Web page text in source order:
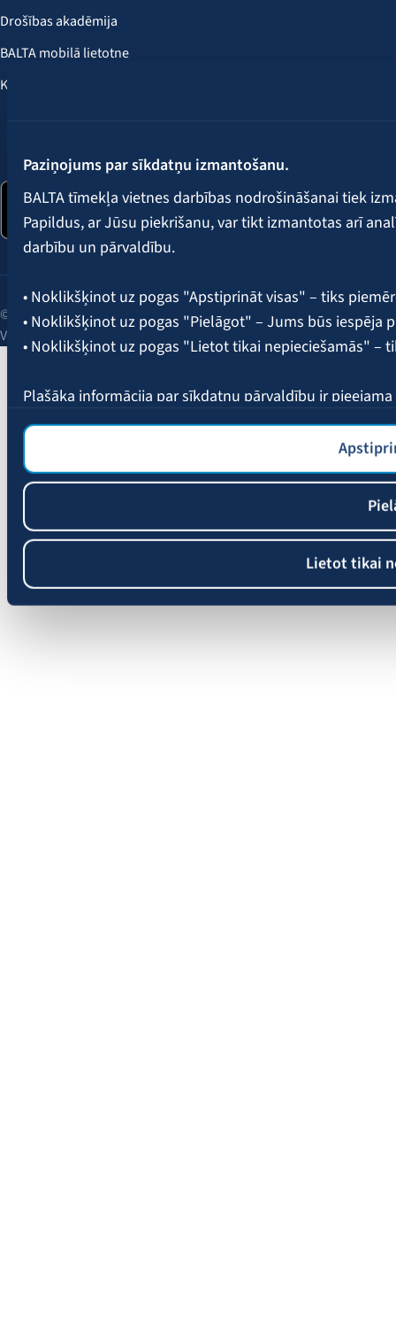
Paziņojums par sīkdatņu izmantošanu.
BALTA tīmekļa vietnes darbības nodrošināšanai tiek
Papildus, ar Jūsu piekrišanu, var tikt izmantotas arī
darbību un pārvaldību.
• Noklikšķinot uz pogas "Apstiprināt visas" – tiks
• Noklikšķinot uz pogas "Pielāgot" – Jums būs iespēja
• Noklikšķinot uz pogas "Lietot tikai nepieciešamās" –
Plašāka informācija par sīkdatņu pārvaldību ir pieejama
Lietot tikai
Drošības akadēmija
BALTA mobilā lietotne
Klientu labumi
© 2026 AAS BALTA | Skanstes iela 25, Rīga, LV-1013, Latvija.
Vienotais reģ. Nr. 40003049409.